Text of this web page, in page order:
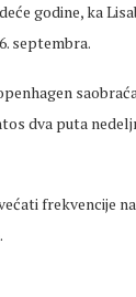
godine, ka
septembra.
dva puta
frekvencije